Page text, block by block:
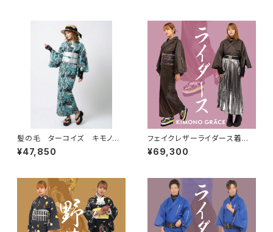
髪の毛 ターコイズ キモノグ
ラース×ローブジャポニカコラボ
浴衣 レディース 麻100％
¥47,850
フェイクレザーライダース着物N
eo moca レディース
¥69,300